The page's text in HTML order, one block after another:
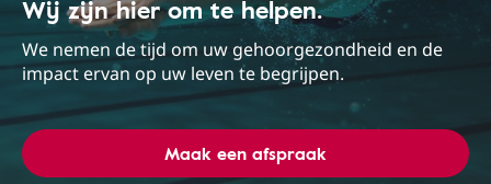
Wij zijn hier om te helpen.
We nemen de tijd om uw gehoorgezondheid en de
impact ervan op uw leven te begrijpen.
Maak een afspraak